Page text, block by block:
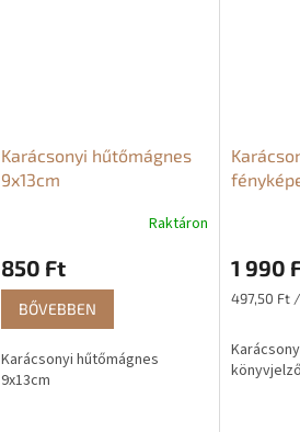
Karácsonyi hűtőmágnes
9x13cm
átlagos
értékelése
ből
5,0
csillag.
Raktáron
850 Ft
BŐVEBBEN
Karácsonyi hűtőmágnes
9x13cm
1 990
Egységár:
497,50 Ft